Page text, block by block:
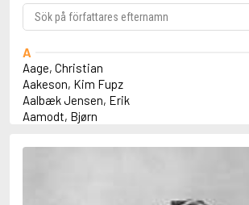
A
Aage, Christian
Aakeson, Kim Fupz
Aalbæk Jensen, Erik
Aamodt, Bjørn
Abbey, Kieran